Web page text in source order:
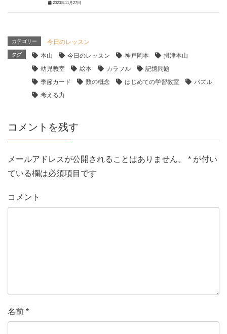
2023年11月27日
カテゴリー 今日のレッスン
タグ 本山 今日のレッスン 神戸岡本
摂津本山
幼児教室
絵本 カラフル
記憶問題
季節カード
数の概念 はじめての学習教室
パズル
考える力
コメントを残す
メールアドレスが公開されることはありません。 * が付い
ている欄は必須項目です
コメント
名前 *